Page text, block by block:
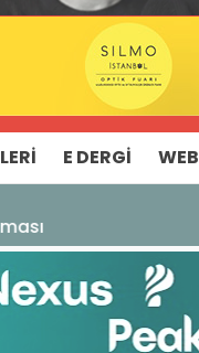
E DERGI